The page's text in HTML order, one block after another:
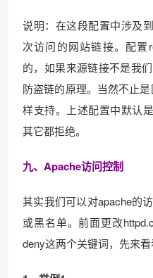
说明：在这段配置中涉及
次访问的网站链接。配置
的，如果来源链接不是我
防盗链的原理。当然不止
样支持。上述配置中默认
其它都拒绝。
九、Apache访问控制
其实我们可以对apache的
或黑名单。前面更改
deny这两个关键词，先来看